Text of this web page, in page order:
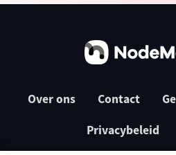
Over ons Contact
Privacybeleid